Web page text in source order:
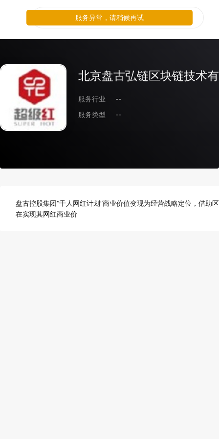
北京盘古弘链区块链技术
服务行业
--
服务类型
--
盘古控股集团“千人网红计划”商业价值变现为经营战略定位，借
在实现其网红商业价
服务异常，请稍候再试